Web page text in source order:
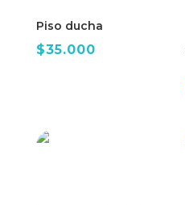
$3.500.
Piso ducha
$35.000